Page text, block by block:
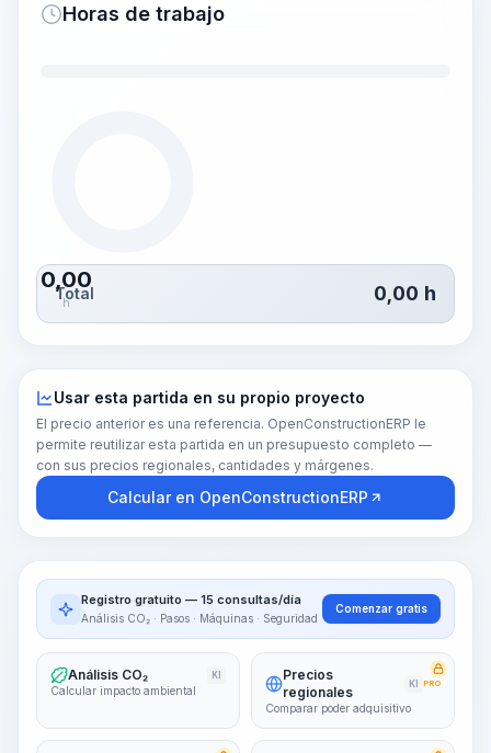
Horas de trabajo
0,00
h
Total 0,00 h
Usar esta partida en su propio proyecto
El precio anterior es una referencia. OpenConstructionERP le
permite reutilizar esta partida en un presupuesto completo —
con sus precios regionales, cantidades y márgenes.
Calcular en OpenConstructionERP
Registro gratuito — 15 consultas/día
Análisis CO₂ · Pasos · Máquinas · Seguridad
Comenzar gratis
Análisis CO₂ KI
Calcular impacto ambiental
Precios
regionales
KI PRO
Comparar poder adquisitivo